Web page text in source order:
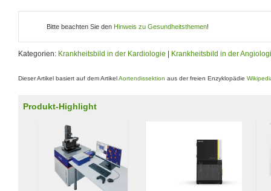
Bitte beachten Sie den Hinweis zu Gesundheitsthemen!
Kategorien: Krankheitsbild in der Kardiologie Krankheitsbild in der
Dieser Artikel basiert auf dem ArtikelAortendissektion aus der freien Enzyklopädie
Produkt-Highlight